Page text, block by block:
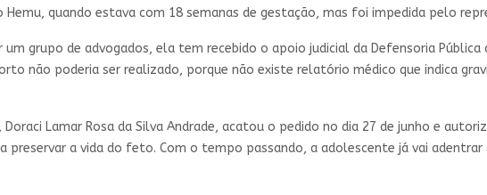
Hemu, quando estava com 18 semanas de gestação, mas foi impedida pelo
grupo de advogados, ela tem recebido o apoio judicial da Defensoria
não poderia ser realizado, porque não existe relatório médico que indica
Doraci Lamar Rosa da Silva Andrade, acatou o pedido no dia 27 de junho e
preservar a vida do feto. Com o tempo passando, a adolescente já vai adentrar